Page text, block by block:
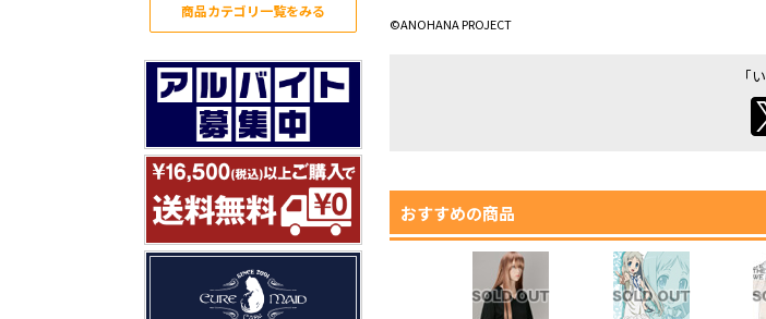
商品カテゴリ一覧をみる
©ANOHANA PROJECT
「
おすすめの商品